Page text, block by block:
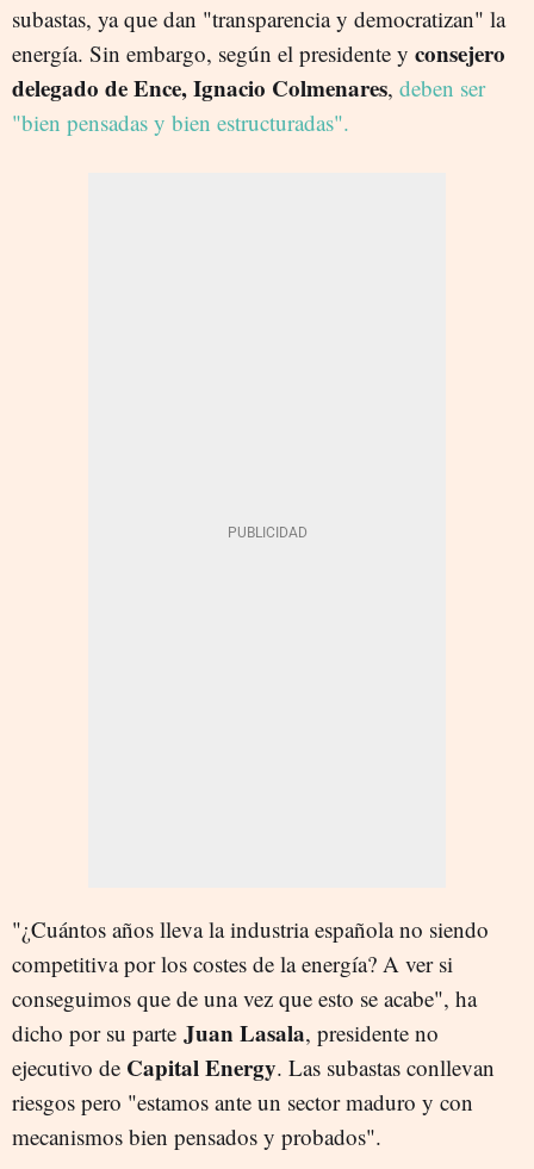
subastas, ya que dan "transparencia y democratizan" la
energía. Sin embargo, según el presidente y consejero
delegado de Ence, Ignacio Colmenares, deben ser
"bien pensadas y bien estructuradas".
"¿Cuántos años lleva la industria española no siendo
competitiva por los costes de la energía? A ver si
conseguimos que de una vez que esto se acabe", ha
dicho por su parte Juan Lasala, presidente no
ejecutivo de Capital Energy. Las subastas conllevan
riesgos pero "estamos ante un sector maduro y con
mecanismos bien pensados y probados".